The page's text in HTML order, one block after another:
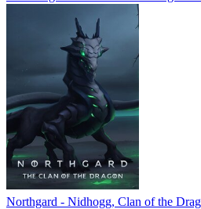
Northgard - Nidhogg, Clan of the